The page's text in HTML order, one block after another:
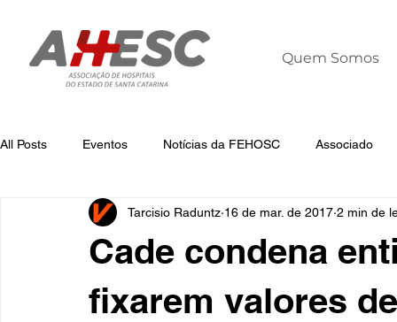
Quem Somos
All Posts Eventos Notícias da FEHOSC Associado
Notícias da AHESC Liderança Dia
Cade condena
fixarem valores
Tarcisio Raduntz 16 de mar. de 2017 2 min de